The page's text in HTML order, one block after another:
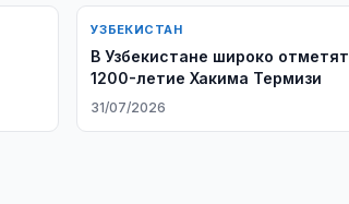
УЗБЕКИСТАН
В Узбекистане широко отметят
1200-летие Хакима Термизи
31/07/2026